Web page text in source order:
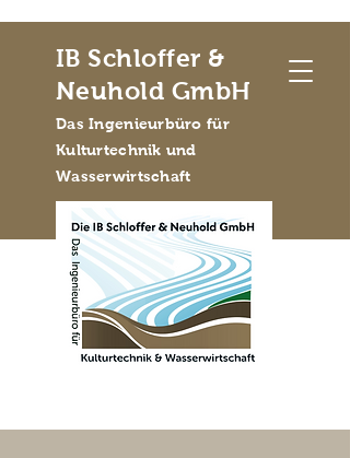
IB Schloffer &
Neuhold GmbH
Das Ingenieurbüro für
Kulturtechnik und
Wasserwirtschaft